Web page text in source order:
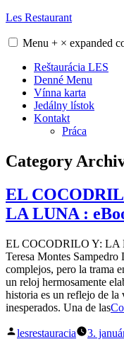
Skip
content
Les Restaurant
Menu + × expanded
Reštaurácia LES
Denné Menu
Vínna karta
Jedálny lístok
Kontakt
Práca
Category
EL
LA LUNA :
EL COCODRILO Y: LA
Teresa Montes Sampedro
complejos, pero la trama
un reloj hermosamente
historia es un reflejo de la
inesperados. Una de las
Posted
lesrestauracia 3.